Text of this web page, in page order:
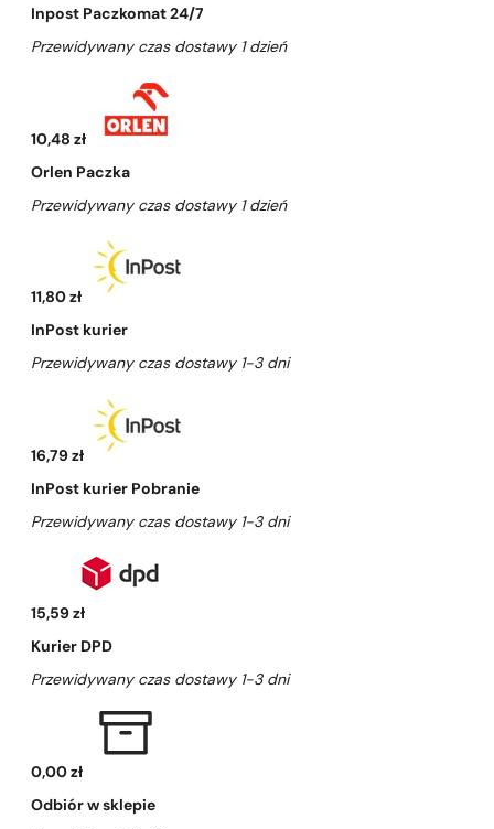
Inpost Paczkomat 24/7
Przewidywany czas dostawy 1 dzień
10,48 zł
Orlen Paczka
Przewidywany czas dostawy 1 dzień
11,80 zł
InPost kurier
Przewidywany czas dostawy 1-3 dni
16,79 zł
InPost kurier Pobranie
Przewidywany czas dostawy 1-3 dni
15,59 zł
Kurier DPD
Przewidywany czas dostawy 1-3 dni
0,00 zł
Odbiór w sklepie